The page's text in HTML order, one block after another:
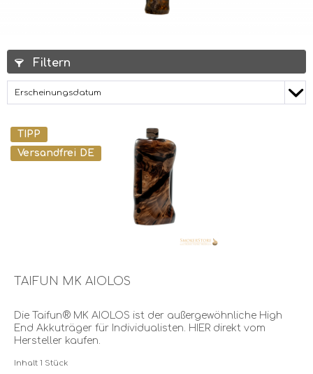
Filtern
TIPP
Versandfrei DE
TAIFUN MK AIOLOS
Die Taifun® MK AIOLOS ist der außergewöhnliche High
End Akkuträger für Individualisten. HIER direkt vom
Hersteller kaufen.
Inhalt1 Stück